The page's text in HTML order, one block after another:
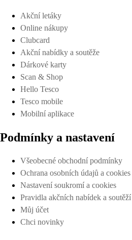
Akční letáky
Online nákupy
Clubcard
Akční nabídky a soutěže
Dárkové karty
Scan & Shop
Hello Tesco
Tesco mobile
Mobilní aplikace
Podmínky a nastavení
Všeobecné obchodní podmínky
Ochrana osobních údajů a cookies
Nastavení soukromí a cookies
Pravidla akčních nabídek a soutěží
Můj účet
Chci novinky